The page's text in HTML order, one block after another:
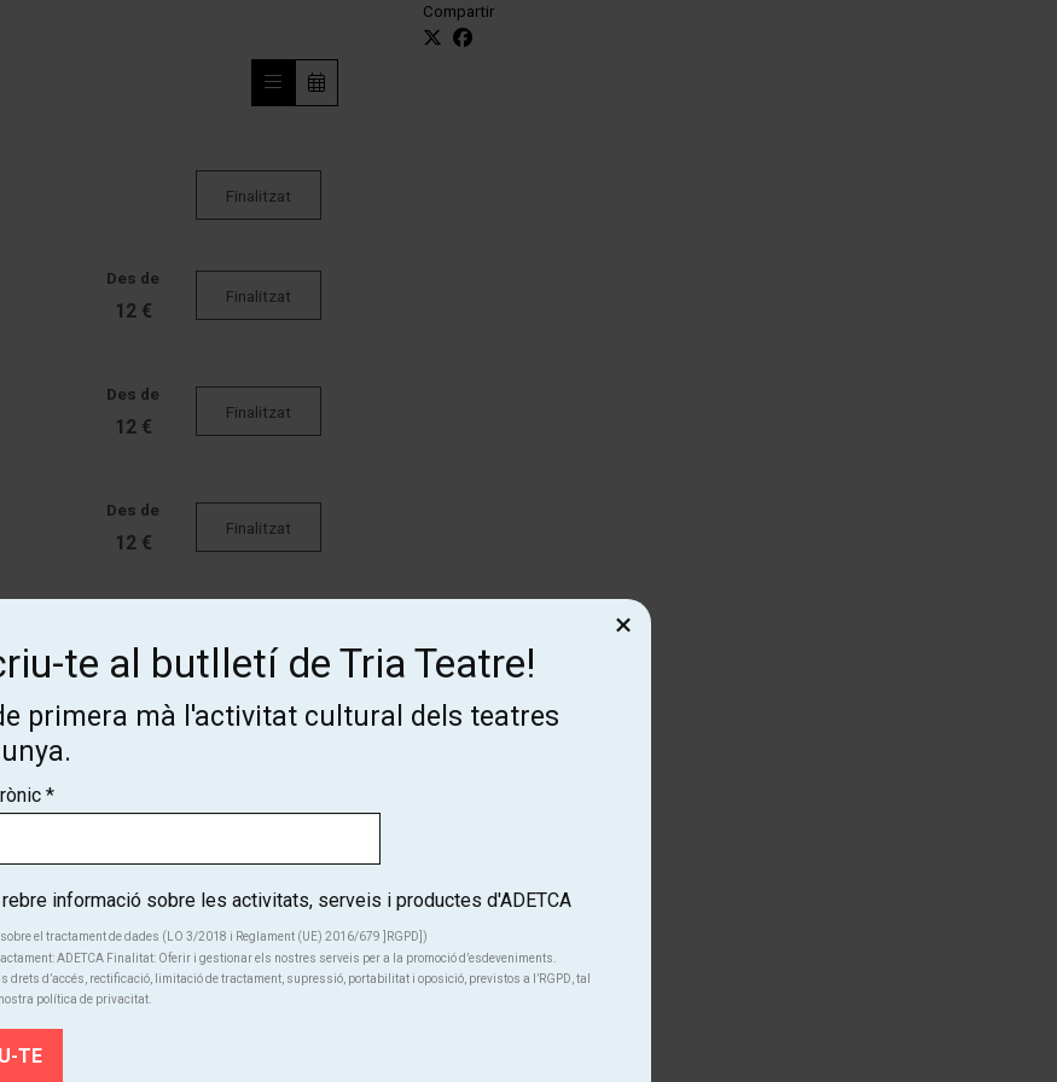
Compartir
Finalitzat
Des de
12 €
Finalitzat
Des de
12 €
Finalitzat
Des de
12 €
Finalitzat
12 €
Finalitzat
te al butlletí de Tria
Teatre!
de primera mà l'activitat cultural dels teatres de Catalunya.
te al butlletí de Tria Teatre!
primera mà l'activitat cultural dels teatres
*
informació sobre les activitats, serveis i productes d'ADETCA
el tractament de dades (LO 3/2018 i Reglament (UE) 2016/679 ]RGPD])
ADETCA Finalitat: Oferir i gestionar els nostres serveis per a la promoció d’esdeveniments.
drets d’accés, rectificació, limitació de tractament, supressió, portabilitat i oposició, previstos a l’RGPD, tal
política de privacitat.
×